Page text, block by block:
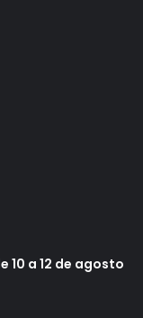
10 a 12 de agosto